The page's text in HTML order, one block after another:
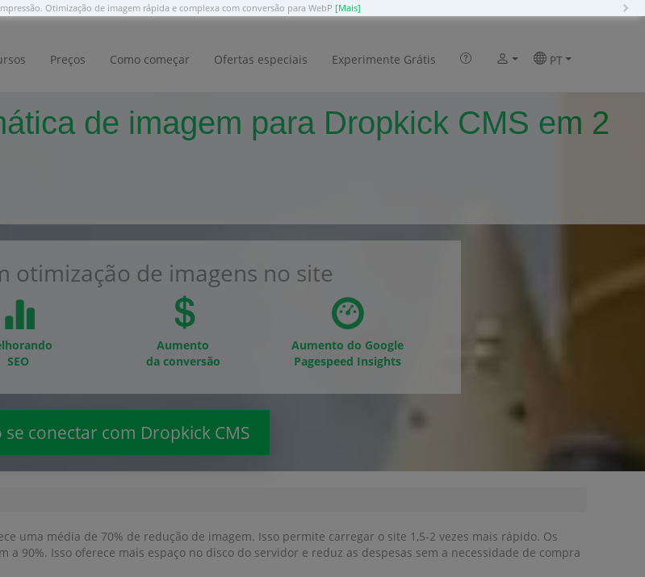
Otimização de imagem rápida e complexa com conversão para WebP [Mais]
Preços Como começar Ofertas especiais Experimente Grátis PT
de imagem para Dropkick CMS em 2
otimização de imagens no site
SEO
Aumento
da conversão
Aumento do Google
Pagespeed Insights
se conectar com Dropkick CMS
uma média de 70% de redução de imagem. Isso permite carregar o site 1,5-2 vezes mais rápido. Os
90%. Isso oferece mais espaço no disco do servidor e reduz as despesas sem a necessidade de compra